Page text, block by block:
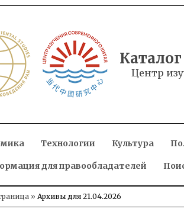
Центр
Технологии Культура
для правообладателей
» Архивы для 21.04.2026